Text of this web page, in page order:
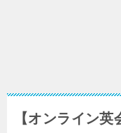
【オンライン